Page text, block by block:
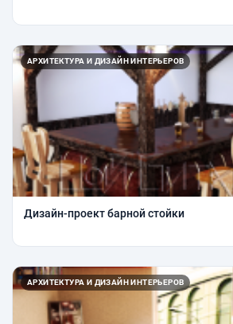
АРХИТЕКТУРА И ДИЗАЙН ИНТЕРЬЕРОВ
Дизайн-проект барной стойки
АРХИТЕКТУРА И ДИЗАЙН ИНТЕРЬЕРОВ